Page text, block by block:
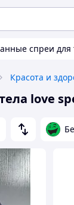
спреи для
Красота и
love